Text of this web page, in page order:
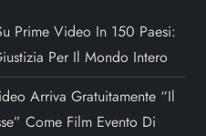
Prime Video In 150 Paesi:
Per Il Mondo Intero
Arriva Gratuitamente “Il
Come Film Evento Di